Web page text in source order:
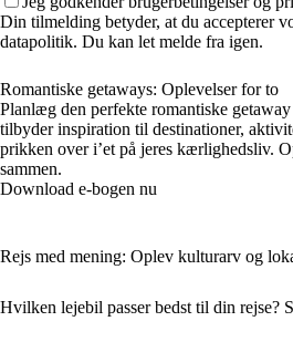
Din tilmelding betyder, at du accepterer
datapolitik. Du kan let melde fra igen.
Romantiske getaways: Oplevelser for to
Planlæg den perfekte romantiske
tilbyder inspiration til destinationer,
prikken over i’et på jeres kærlighedsliv.
sammen.
Download e-bogen nu
Rejs med mening: Oplev kulturarv og
Hvilken lejebil passer bedst til din rejse?